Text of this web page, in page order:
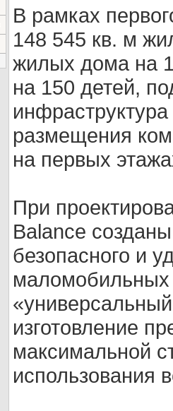
В рамках
148 545 кв. м
жилых дома на
на 150 детей,
размещения
на первых
При
Balance
безопасного и
маломобильных
изготовление
максимальной
использования